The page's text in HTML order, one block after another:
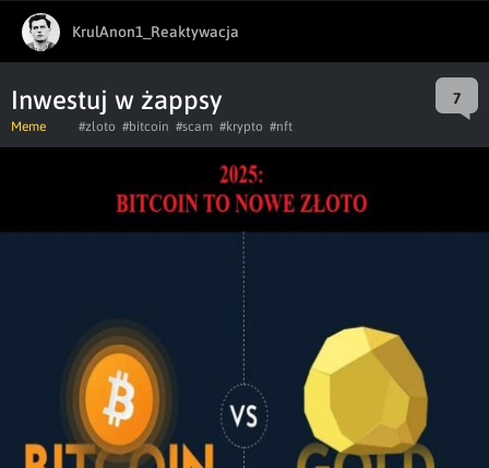
KrulAnon1_Reaktywacja
Inwestuj w żappsy 7
Meme #zloto #bitcoin #scam #krypto #nft